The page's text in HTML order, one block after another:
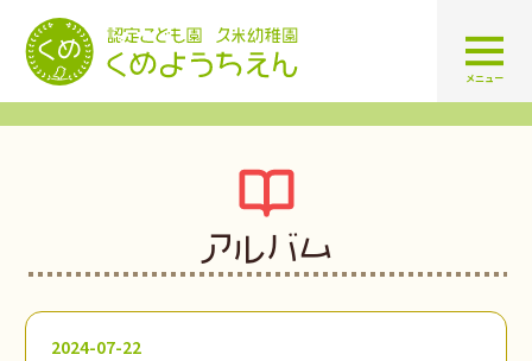
認定こども園 学校法人久米幼
メニュー
アルバム
2024-07-22